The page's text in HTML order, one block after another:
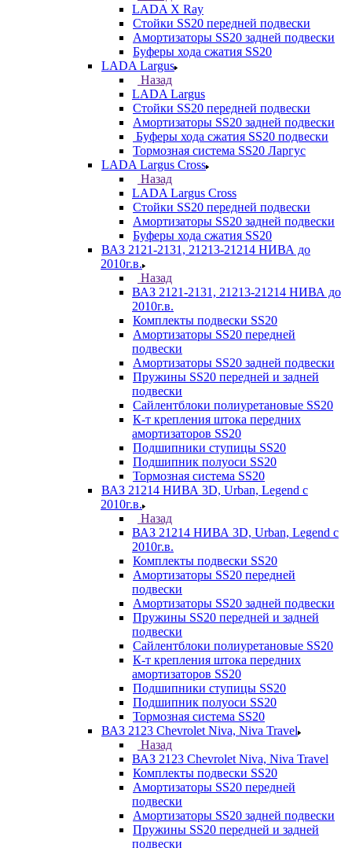
LADA X Ray
Стойки SS20 передней подвески
Амортизаторы SS20 задней подвески
Буферы хода сжатия SS20
LADA Largus
Назад
LADA Largus
Стойки SS20 передней подвески
Амортизаторы SS20 задней подвески
Буферы хода сжатия SS20 подвески
Тормозная система SS20 Ларгус
LADA Largus Cross
Назад
LADA Largus Cross
Стойки SS20 передней подвески
Амортизаторы SS20 задней подвески
Буферы хода сжатия SS20
ВАЗ 2121-2131, 21213-21214 НИВА до
2010г.в.
Назад
ВАЗ 2121-2131, 21213-21214 НИВА до
2010г.в.
Комплекты подвески SS20
Амортизаторы SS20 передней
подвески
Амортизаторы SS20 задней подвески
Пружины SS20 передней и задней
подвески
Сайлентблоки полиуретановые SS20
К-т крепления штока передних
амортизаторов SS20
Подшипники ступицы SS20
Подшипник полуоси SS20
Тормозная система SS20
ВАЗ 21214 НИВА 3D, Urban, Legend c
2010г.в.
Назад
ВАЗ 21214 НИВА 3D, Urban, Legend c
2010г.в.
Комплекты подвески SS20
Амортизаторы SS20 передней
подвески
Амортизаторы SS20 задней подвески
Пружины SS20 передней и задней
подвески
Сайлентблоки полиуретановые SS20
К-т крепления штока передних
амортизаторов SS20
Подшипники ступицы SS20
Подшипник полуоси SS20
Тормозная система SS20
ВАЗ 2123 Chevrolet Niva, Niva Travel
Назад
ВАЗ 2123 Chevrolet Niva, Niva Travel
Комплекты подвески SS20
Амортизаторы SS20 передней
подвески
Амортизаторы SS20 задней подвески
Пружины SS20 передней и задней
подвески